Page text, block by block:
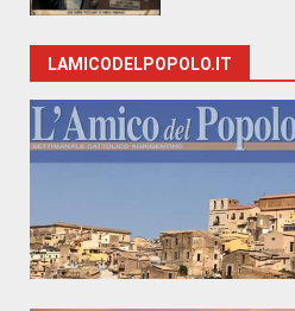
LAMICODELPOPOLO.IT